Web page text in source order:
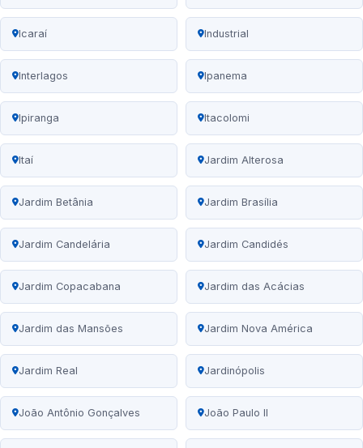
Icaraí Industrial
Interlagos Ipanema
Ipiranga Itacolomi
Itaí Jardim Alterosa
Jardim Betânia Jardim Brasília
Jardim Candelária Jardim Candidés
Jardim Copacabana Jardim das Acácias
Jardim das Mansões Jardim Nova América
Jardim Real Jardinópolis
João Antônio Gonçalves João Paulo II